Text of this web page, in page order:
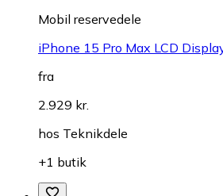
Mobil reservedele
iPhone 15 Pro Max LCD
fra
2.929 kr.
hos Teknikdele
+1 butik